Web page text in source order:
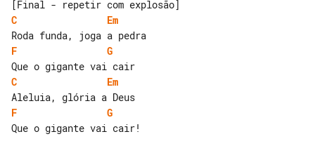
C
Em
F
G
C
Em
F
G